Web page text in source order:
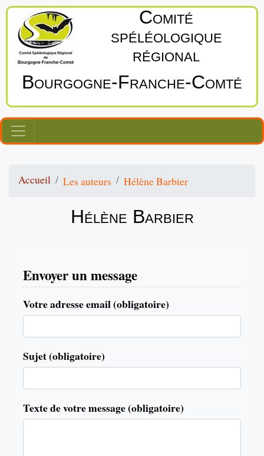
Comité
spéléologique
régional
Bourgogne‑Franche‑Comté
Accueil Les auteurs Hélène Barbier
Hélène Barbier
Envoyer un message
Votre adresse email (obligatoire)
Sujet (obligatoire)
Texte de votre message (obligatoire)